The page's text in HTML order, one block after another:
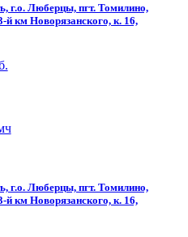
г.о. Люберцы, пгт. Томилино,
й км Новорязанского, к. 16,
г.о. Люберцы, пгт. Томилино,
й км Новорязанского, к. 16,